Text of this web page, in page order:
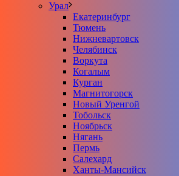
Урал
Екатеринбург
Тюмень
Нижневартовск
Челябинск
Воркута
Когалым
Курган
Магнитогорск
Новый Уренгой
Тобольск
Ноябрьск
Нягань
Пермь
Салехард
Ханты-Мансийск